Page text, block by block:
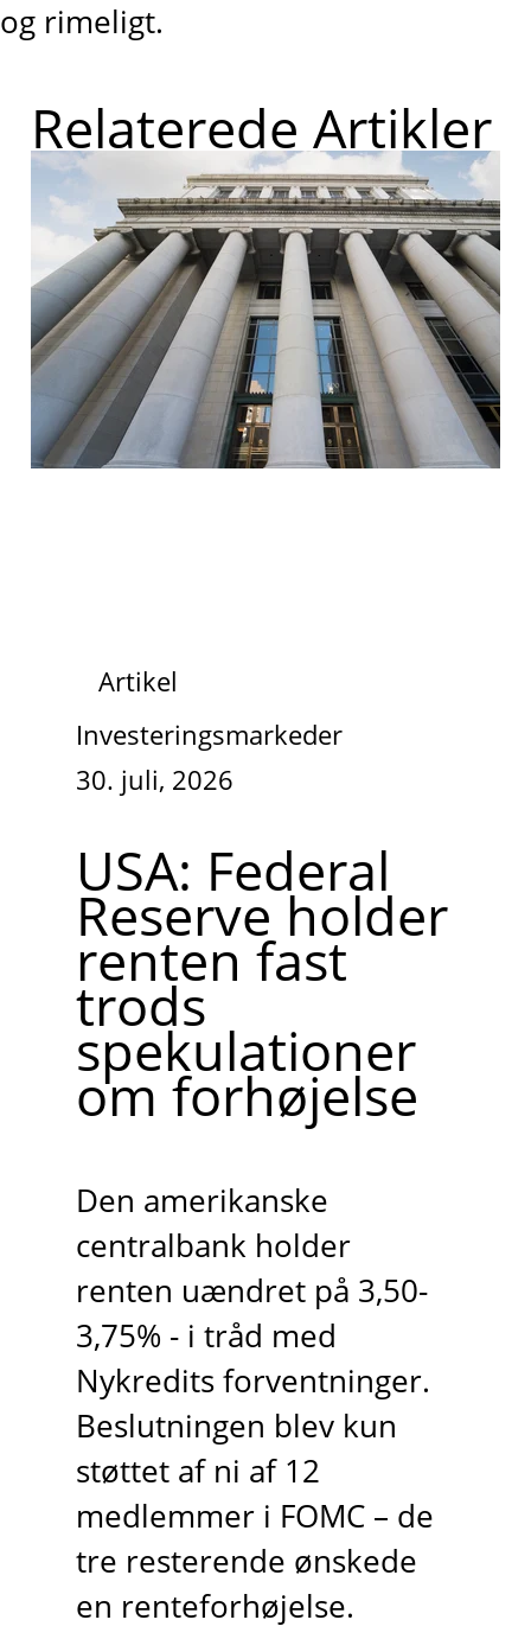
og rimeligt.
Relaterede Artikler
Artikel
Investeringsmarkeder
30. juli, 2026
USA: Federal
Reserve holder
renten fast
trods
spekulationer
om forhøjelse
Den amerikanske
centralbank holder
renten uændret på 3,50-
3,75% - i tråd med
Nykredits forventninger.
Beslutningen blev kun
støttet af ni af 12
medlemmer i FOMC – de
tre resterende ønskede
en renteforhøjelse.